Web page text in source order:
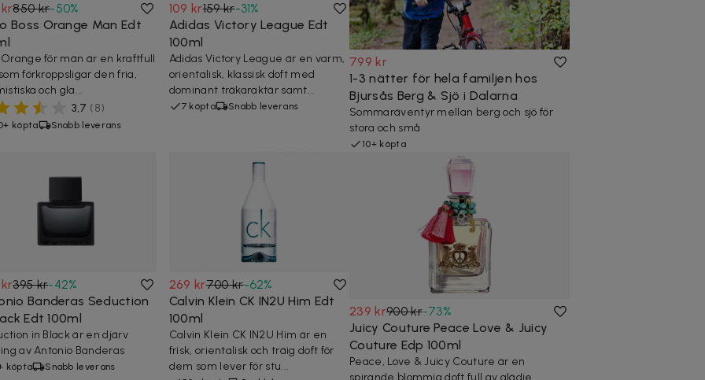
850 kr-50%
Boss Orange Man Edt
Orange för män är en kraftfull
förkroppsligar den fria,
och gla...
3,7 (8)
köpta Snabb leverans
109 kr159 kr-31%
Adidas Victory League Edt
100ml
Adidas Victory League är en varm,
orientalisk, klassisk doft med
dominant träkaraktär samt...
7 köpta Snabb leverans
395 kr-42%
Banderas Seduction
Edt 100ml
in Black är en djärv
av Antonio Banderas
köpta Snabb leverans
269 kr700 kr-62%
Calvin Klein CK IN2U Him Edt
100ml
Calvin Klein CK IN2U Him är en
frisk, orientalisk och träig doft för
dem som lever för stu...
799 kr
1-3 nätter för hela familjen hos
Bjursås Berg & Sjö i Dalarna
Sommaräventyr mellan berg och sjö för
stora och små
10+ köpta
239 kr900 kr-73%
Juicy Couture Peace Love & Juicy
Couture Edp 100ml
Peace, Love & Juicy Couture är en
spirande blommig doft full av glädje.